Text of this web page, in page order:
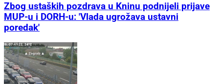
Zbog ustaških pozdrava u Kninu podnijeli prijave
MUP-u i DORH-u: 'Vlada ugrožava ustavni
poredak'